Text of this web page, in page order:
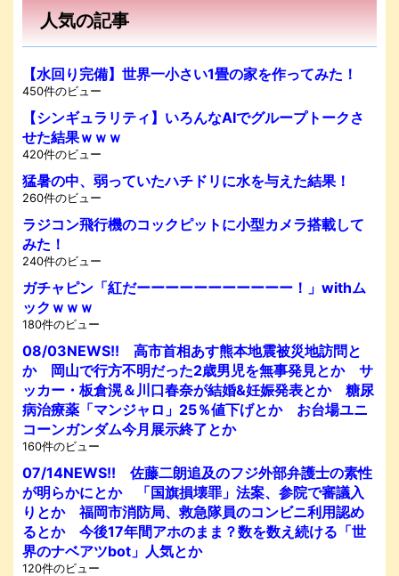
人気の記事
【水回り完備】世界一小さい1畳の家を作ってみた！
450件のビュー
【シンギュラリティ】いろんなAIでグループトークさ
せた結果ｗｗｗ
420件のビュー
猛暑の中、弱っていたハチドリに水を与えた結果！
260件のビュー
ラジコン飛行機のコックピットに小型カメラ搭載して
みた！
240件のビュー
ガチャピン「紅だーーーーーーーーーーー！」withム
ックｗｗｗ
180件のビュー
08/03NEWS!! 高市首相あす熊本地震被災地訪問と
か 岡山で行方不明だった2歳男児を無事発見とか サ
ッカー・板倉滉＆川口春奈が結婚&妊娠発表とか 糖尿
病治療薬「マンジャロ」25％値下げとか お台場ユニ
コーンガンダム今月展示終了とか
160件のビュー
07/14NEWS!! 佐藤二朗追及のフジ外部弁護士の素性
が明らかにとか 「国旗損壊罪」法案、参院で審議入
りとか 福岡市消防局、救急隊員のコンビニ利用認め
るとか 今後17年間アホのまま？数を数え続ける「世
界のナベアツbot」人気とか
120件のビュー